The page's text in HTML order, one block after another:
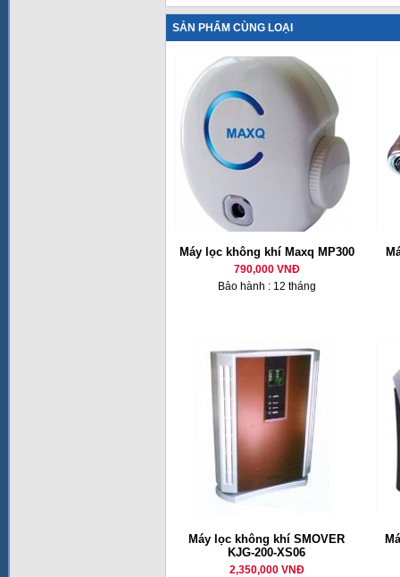
SẢN PHẨM CÙNG LOẠI
Máy lọc không khí Maxq MP300
790,000 VNĐ
Bảo hành : 12 tháng
Máy lọc không khí SMOVER
KJG-200-XS06
2,350,000 VNĐ